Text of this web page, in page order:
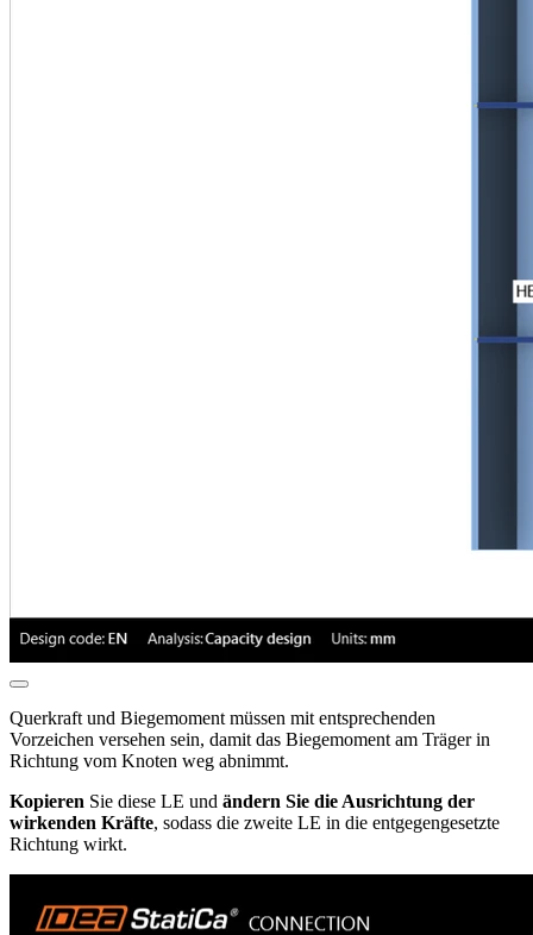
Querkraft und Biegemoment müssen mit entsprechenden
Vorzeichen versehen sein, damit das Biegemoment am Träger in
Richtung vom Knoten weg abnimmt.
Kopieren Sie diese LE und ändern Sie die Ausrichtung der
wirkenden Kräfte, sodass die zweite LE in die entgegengesetzte
Richtung wirkt.